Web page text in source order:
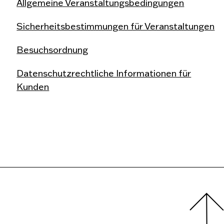
Allgemeine Veranstaltungsbedingungen
Sicherheitsbestimmungen für Veranstaltungen
Besuchsordnung
Datenschutzrechtliche Informationen für
Kunden
Jeder Listenpunkt enthält den Namen des